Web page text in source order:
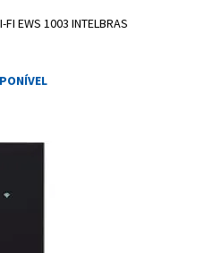
FI EWS 1003 INTELBRAS